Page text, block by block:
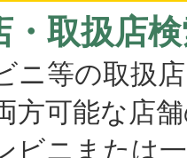
・取扱店
等の取扱
方可能な店
または一